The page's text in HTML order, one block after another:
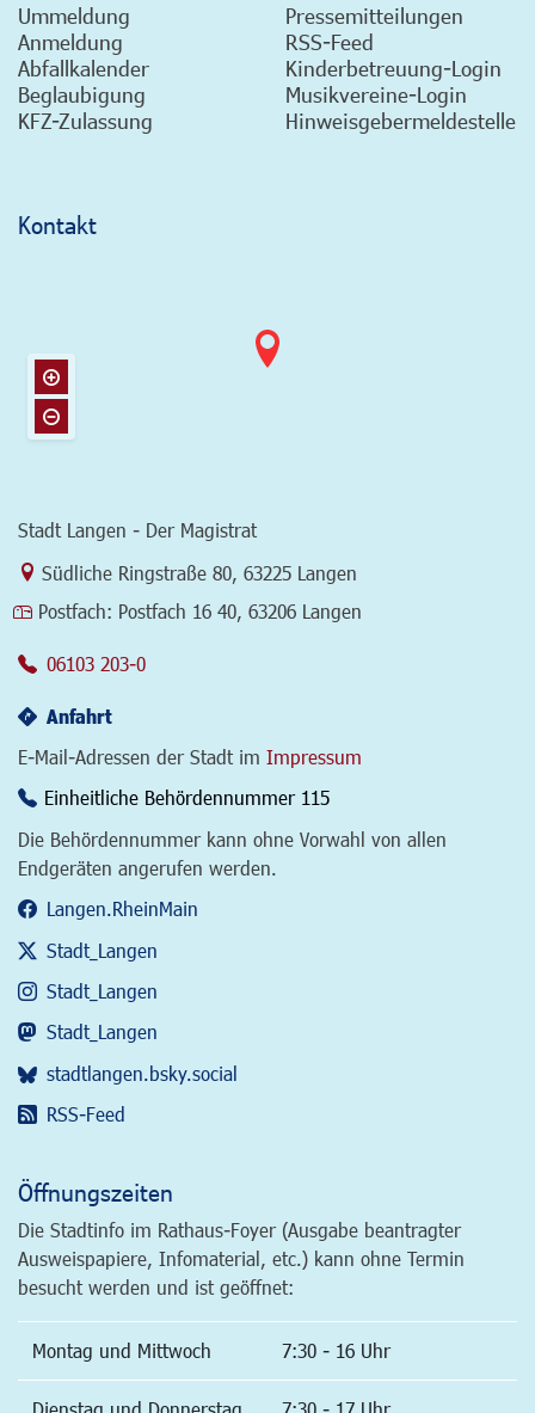
Ummeldung
Anmeldung
Abfallkalender
Beglaubigung
KFZ-Zulassung
Pressemitteilungen
RSS-Feed
Kinderbetreuung-Login
Musikvereine-Login
Hinweisgebermeldestelle
Kontakt
Stadt Langen - Der Magistrat
Link zur Google-Maps Navigation
Südliche Ringstraße 80 63225 Langen
Postfach: Postfach 16 40, 63206 Langen
06103 203-0
Anfahrt
E-Mail-Adressen der Stadt im Impressum
Einheitliche Behördennummer 115
Die Behördennummer kann ohne Vorwahl von allen
Endgeräten angerufen werden.
Langen.RheinMain
Stadt_Langen
Stadt_Langen
Stadt_Langen
stadtlangen.bsky.social
RSS-Feed
Öffnungszeiten
Die Stadtinfo im Rathaus-Foyer (Ausgabe beantragter
Ausweispapiere, Infomaterial, etc.) kann ohne Termin
besucht werden und ist geöffnet:
Montag und Mittwoch 7:30 - 16 Uhr
Dienstag und Donnerstag 7:30 - 17 Uhr